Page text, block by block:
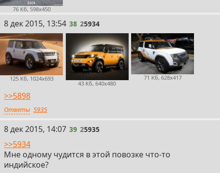
76 Кб, 598x450
38
8 дек 2015, 13:54 38 25934
125 Кб, 1024x693
43 Кб, 640x480
71 Кб, 628x417
>>5898
Ответы 5935
39
8 дек 2015, 14:07 39 25935
>>5934
Мне одному чудится в этой повозке что-то
индийское?